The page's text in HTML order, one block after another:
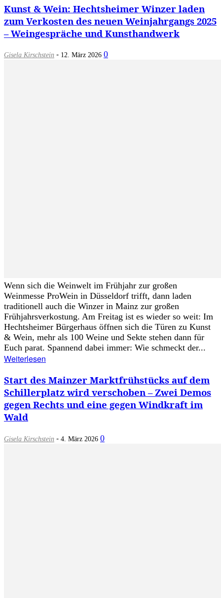
Kunst & Wein: Hechtsheimer Winzer laden
zum Verkosten des neuen Weinjahrgangs 2025
– Weingespräche und Kunsthandwerk
Gisela Kirschstein - 12. März 2026 0
Wenn sich die Weinwelt im Frühjahr zur großen
Weinmesse ProWein in Düsseldorf trifft, dann laden
traditionell auch die Winzer in Mainz zur großen
Frühjahrsverkostung. Am Freitag ist es wieder so weit: Im
Hechtsheimer Bürgerhaus öffnen sich die Türen zu Kunst
& Wein, mehr als 100 Weine und Sekte stehen dann für
Euch parat. Spannend dabei immer: Wie schmeckt der...
Weiterlesen
Start des Mainzer Marktfrühstücks auf dem
Schillerplatz wird verschoben – Zwei Demos
gegen Rechts und eine gegen Windkraft im
Wald
Gisela Kirschstein - 4. März 2026 0